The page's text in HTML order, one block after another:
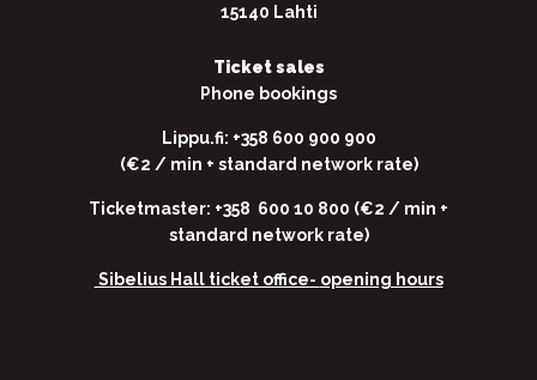
15140 Lahti
Ticket sales
Phone bookings
Lippu.fi: +358 600 900 900
(€2 / min + standard network rate)
Ticketmaster: +358 600 10 800 (€2 / min +
standard network rate)
Sibelius Hall ticket office- opening hours